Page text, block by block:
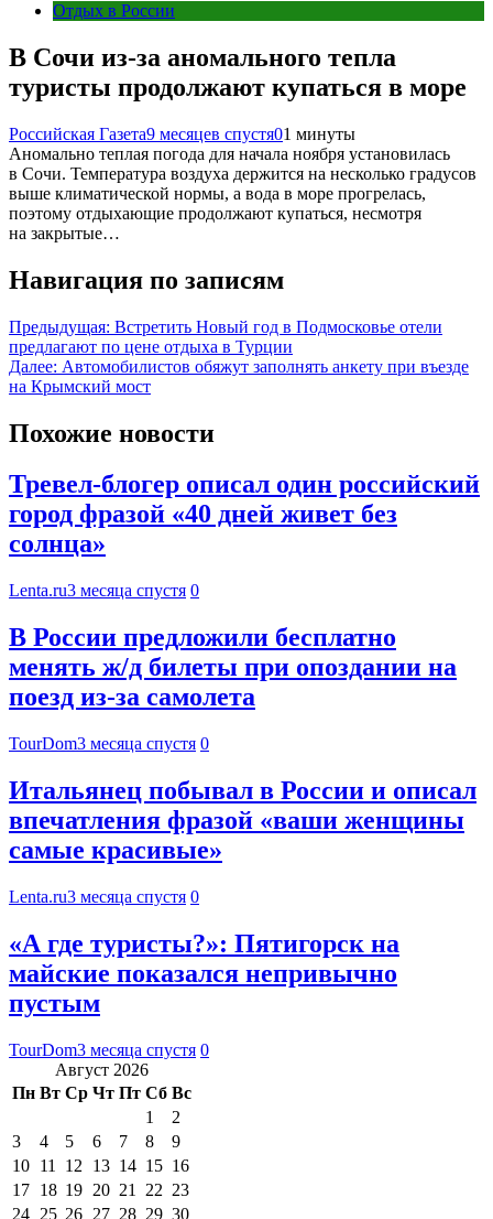
Отдых в России
В Сочи из-за аномального тепла
туристы продолжают купаться в море
Российская Газета9 месяцев спустя01 минуты
Аномально теплая погода для начала ноября установилась
в Сочи. Температура воздуха держится на несколько градусов
выше климатической нормы, а вода в море прогрелась,
поэтому отдыхающие продолжают купаться, несмотря
на закрытые…
Навигация по записям
Предыдущая: Встретить Новый год в Подмосковье отели
предлагают по цене отдыха в Турции
Далее: Автомобилистов обяжут заполнять анкету при въезде
на Крымский мост
Похожие новости
Тревел-блогер описал один российский
город фразой «40 дней живет без
солнца»
Lenta.ru3 месяца спустя 0
В России предложили бесплатно
менять ж/д билеты при опоздании на
поезд из-за самолета
TourDom3 месяца спустя 0
Итальянец побывал в России и описал
впечатления фразой «ваши женщины
самые красивые»
Lenta.ru3 месяца спустя 0
«А где туристы?»: Пятигорск на
майские показался непривычно
пустым
TourDom3 месяца спустя 0
Август 2026
Пн Вт Ср Чт Пт Сб Вс
1
2
3
4 5 6 7 8
9
10 11 12 13 14 15 16
17 18 19 20 21 22 23
24 25 26 27 28 29 30